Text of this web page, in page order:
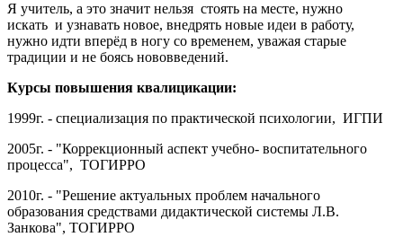
Я учитель, а это значит нельзя стоять на месте, нужно
искать и узнавать новое, внедрять новые идеи в работу,
нужно идти вперёд в ногу со временем, уважая старые
традиции и не боясь нововведений.
Курсы повышения квалицикации:
1999г. - специализация по практической психологии, ИГПИ
2005г. - "Коррекционный аспект учебно- воспитательного
процесса", ТОГИРРО
2010г. - "Решение актуальных проблем начального
образования средствами дидактической системы Л.В.
Занкова", ТОГИРРО